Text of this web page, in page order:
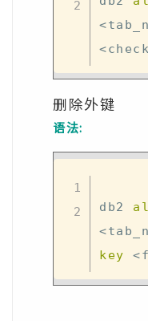
<
<
删除外键
语法:
db2
<
key
<